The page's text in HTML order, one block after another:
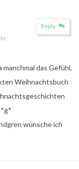
manchmal das Gefühl,
Weihnachtsbuch
*g*
wünsche ich
Reply